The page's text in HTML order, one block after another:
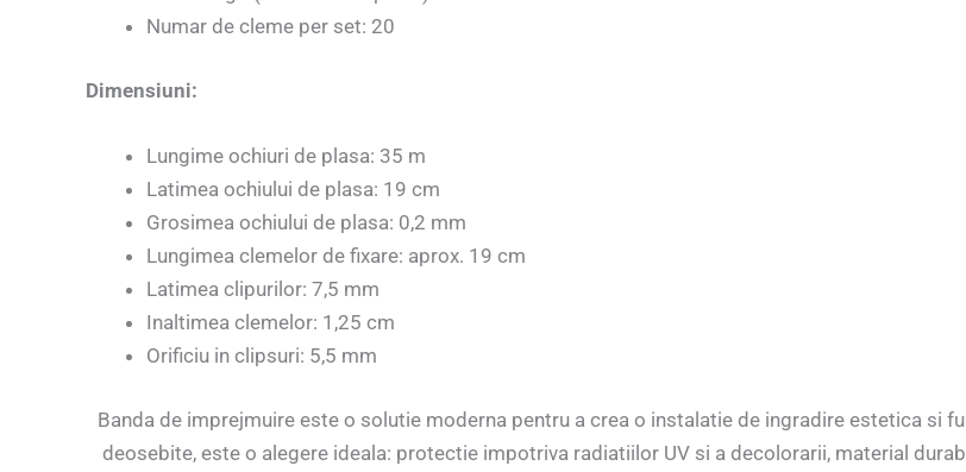
Numar de cleme per set: 20
Dimensiuni:
Lungime ochiuri de plasa: 35 m
Latimea ochiului de plasa: 19 cm
Grosimea ochiului de plasa: 0,2 mm
Lungimea clemelor de fixare: aprox. 19 cm
Latimea clipurilor: 7,5 mm
Inaltimea clemelor: 1,25 cm
Orificiu in clipsuri: 5,5 mm
Banda de imprejmuire este o solutie moderna pentru a crea o instalatie de ingradire estetica si
deosebite, este o alegere ideala: protectie impotriva radiatiilor UV si a decolorarii, material